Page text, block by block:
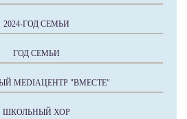
2024-ГОД СЕМЬИ
ГОД СЕМЬИ
MEDIAЦЕНТР "ВМЕСТЕ"
ШКОЛЬНЫЙ ХОР